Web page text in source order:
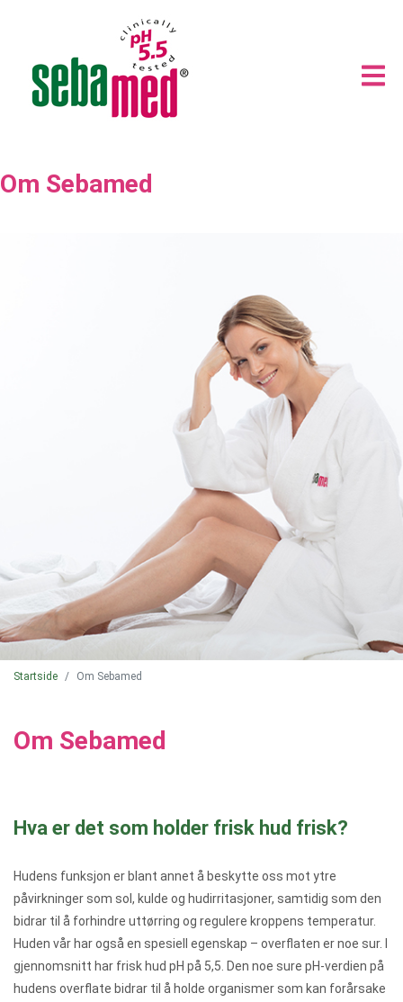
Om Sebamed
Startside Om Sebamed
Om Sebamed
Hva er det som holder frisk hud frisk?
Hudens funksjon er blant annet å beskytte oss mot ytre
påvirkninger som sol, kulde og hudirritasjoner, samtidig som den
bidrar til å forhindre uttørring og regulere kroppens temperatur.
Huden vår har også en spesiell egenskap – overflaten er noe sur. I
gjennomsnitt har frisk hud pH på 5,5. Den noe sure pH-verdien på
hudens overflate bidrar til å holde organismer som kan forårsake